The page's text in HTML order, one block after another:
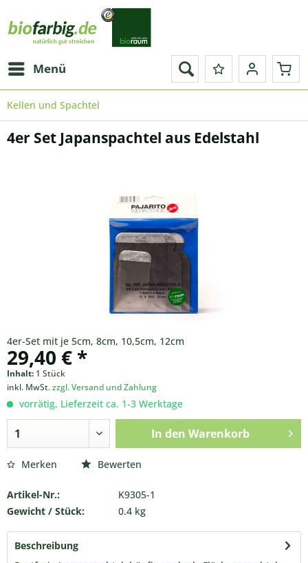
Menü
Kellen und Spachtel
4er Set Japanspachtel aus Edelstahl
4er-Set mit je 5cm, 8cm, 10,5cm, 12cm
29,40 € *
Inhalt: 1 Stück
inkl. MwSt.zzgl. Versand und Zahlung
vorrätig, Lieferzeit ca. 1-3 Werktage
In den Warenkorb
Merken Bewerten
Artikel-Nr.:
K9305-1
Gewicht / Stück:
0.4 kg
Beschreibung